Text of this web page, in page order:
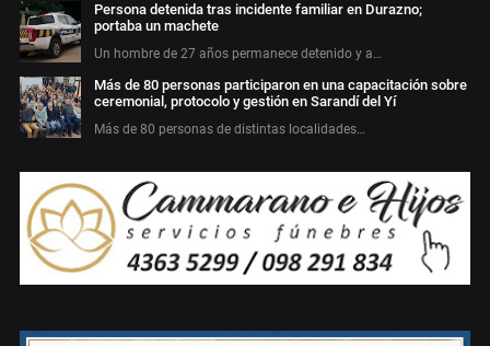
Persona detenida tras incidente familiar en Durazno;
portaba un machete
Un hombre de 27 años permanece detenido y a…
Más de 80 personas participaron en una capacitación sobre
ceremonial, protocolo y gestión en Sarandí del Yí
Más de 80 personas de distintas localidades…